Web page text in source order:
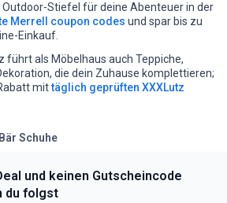
Outdoor-Stiefel für deine Abenteuer in der
Merrell coupon codes und spar bis zu
Einkauf.
führt als Möbelhaus auch Teppiche,
die dein Zuhause komplettieren;
mittäglich geprüften XXXLutz
Bär Schuhe
und keinen Gutscheincode
du folgst